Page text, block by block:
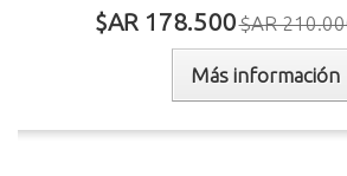
$AR 178.500$AR
Más información